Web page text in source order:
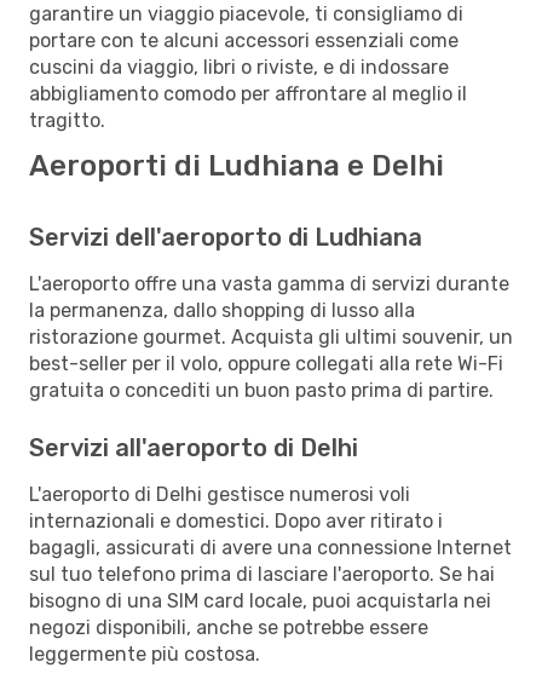
garantire un viaggio piacevole, ti consigliamo di
portare con te alcuni accessori essenziali come
cuscini da viaggio, libri o riviste, e di indossare
abbigliamento comodo per affrontare al meglio il
tragitto.
Aeroporti di Ludhiana e Delhi
Servizi dell'aeroporto di Ludhiana
L'aeroporto offre una vasta gamma di servizi durante
la permanenza, dallo shopping di lusso alla
ristorazione gourmet. Acquista gli ultimi souvenir, un
best-seller per il volo, oppure collegati alla rete Wi-Fi
gratuita o concediti un buon pasto prima di partire.
Servizi all'aeroporto di Delhi
L'aeroporto di Delhi gestisce numerosi voli
internazionali e domestici. Dopo aver ritirato i
bagagli, assicurati di avere una connessione Internet
sul tuo telefono prima di lasciare l'aeroporto. Se hai
bisogno di una SIM card locale, puoi acquistarla nei
negozi disponibili, anche se potrebbe essere
leggermente più costosa.